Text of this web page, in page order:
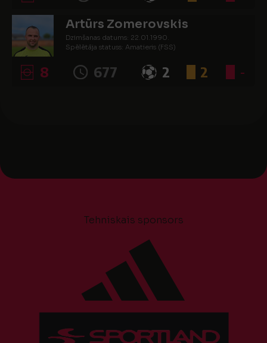
Artūrs Zomerovskis
Dzimšanas datums: 22.01.1990.
Spēlētāja statuss: Amatieris (FSS)
8 677 2 2 -
Tehniskais sponsors